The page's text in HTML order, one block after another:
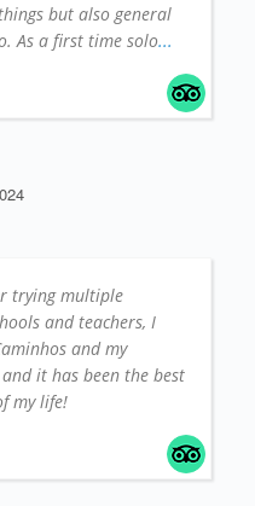
but also general
As a first time solo...
trying multiple
and teachers, I
and my
it has been the best
my life!